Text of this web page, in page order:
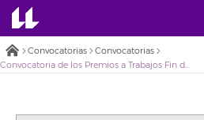
Convocatorias
Convocatorias
Convocatoria de los Premios a Trabajos Fin de Grado (TFG) y Trabajos Fin de Máster (TFM) de la Cátedra Fundación CEPSA de Transición Ecológica e Innovación de esta Universidad